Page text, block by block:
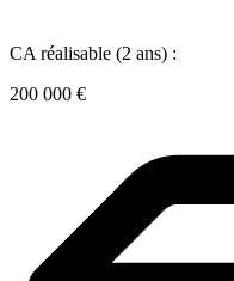
CA réalisable (2 ans) :
200 000 €